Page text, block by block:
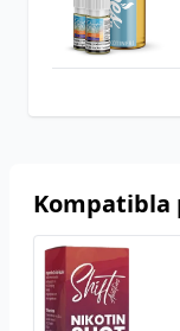
Utrymme för